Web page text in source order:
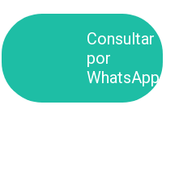
Consultar
por
WhatsApp